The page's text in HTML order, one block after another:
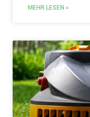
MEHR LESEN »